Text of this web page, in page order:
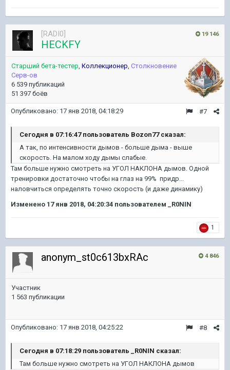
19 146
[RADI0]
HECKFY
Старший бета-тестер, Коллекционер, Столкновение
Серв-ов
6 539 публикаций
51 397 боёв
#7
Опубликовано: 17 янв 2018, 04:18:29
Сегодня в 07:16:47 пользователь Bozon77 сказал:
А так, по интенсивности дымов - больше дыма - выше
скорость. На малом ходу дымы слабые.
Там больше нужно смотреть на УГОЛ НАКЛОНА дымов. Одной
тренировки достаточно чтобы на глаз на 99% придр...
наловчиться определять точно скорость (и даже динамику)
Изменено 17 янв 2018, 04:20:34 пользователем _R0NIN
1
4 846
anonym_st0c613bxRAc
Участник
1 563 публикации
#8
Опубликовано: 17 янв 2018, 04:25:22
Сегодня в 07:18:29 пользователь _R0NIN сказал:
Там больше нужно смотреть на УГОЛ НАКЛОНА дымов